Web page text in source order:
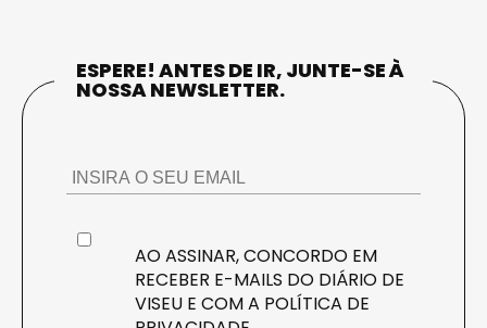
ESPERE! ANTES DE IR, JUNTE-SE À
NOSSA NEWSLETTER.
AO ASSINAR, CONCORDO EM
RECEBER E-MAILS DO DIÁRIO DE
VISEU E COM A POLÍTICA DE